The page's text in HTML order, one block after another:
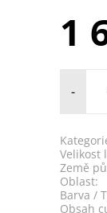
1
-
Velikost
Země
Oblast:
Barva /
Obsah